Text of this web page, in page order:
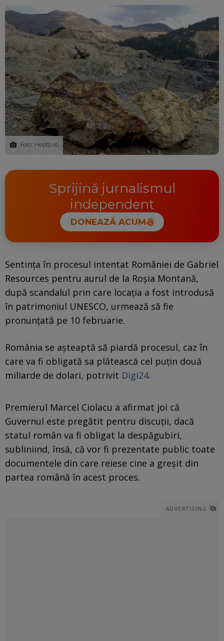
Foto: Hepta.ro
Sprijină jurnalismul
independent
DONEAZĂ ACUM
Sentința în procesul intentat României de Gabriel
Resources pentru aurul de la Roșia Montană,
după scandalul prin care locația a fost introdusă
în patrimoniul UNESCO, urmează să fie
pronunțată pe 10 februarie.
România se așteaptă să piardă procesul, caz în
care va fi obligată sa plătească cel puțin două
miliarde de dolari, potrivit Digi24.
Premierul Marcel Ciolacu a afirmat joi că
Guvernul este pregătit pentru discuţii, dacă
statul român va fi obligat la despăgubiri,
subliniind, însă, că vor fi prezentate public toate
documentele din care reiese cine a greşit din
partea română în acest proces.
ADVERTISING